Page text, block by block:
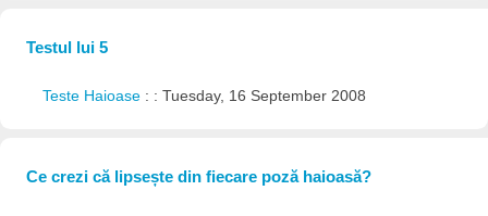
Testul lui 5
Teste Haioase : : Tuesday, 16 September 2008
Ce crezi că lipsește din fiecare poză haioasă?